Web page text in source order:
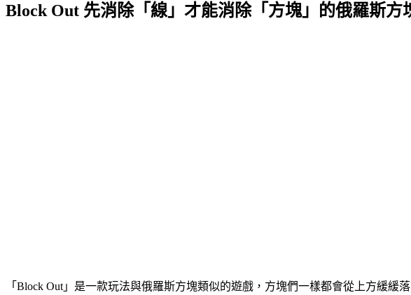
Block Out 先消除「線」才能消除「方塊」的俄羅斯方
「Block Out」是一款玩法與俄羅斯方塊類似的遊戲，方塊們一樣都會從上方緩